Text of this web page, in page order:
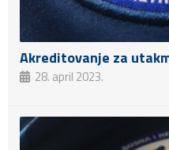
Akreditovanje za
28. april 2023.